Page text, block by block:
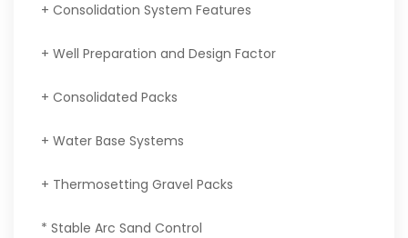
+ Consolidation System Features
+ Well Preparation and Design Factor
+ Consolidated Packs
+ Water Base Systems
+ Thermosetting Gravel Packs
* Stable Arc Sand Control